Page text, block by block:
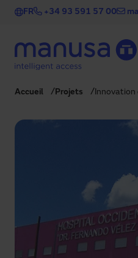
Aller au contenu principal
FR +34 93 591 57 00
Accueil Projets Innovation